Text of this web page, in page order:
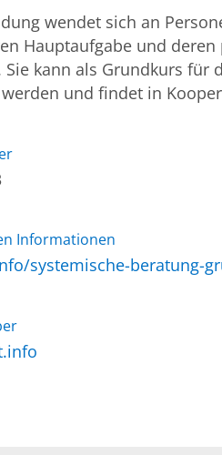
wendet sich an
Hauptaufgabe und
kann als Grundkurs für
und findet in
Informationen
systemische-beratung-